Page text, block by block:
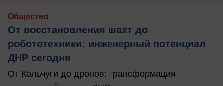
Общество
От восстановления шахт до
робототехники: инженерный потенциал
ДНР сегодня
От Кольчуги до дронов: трансформация